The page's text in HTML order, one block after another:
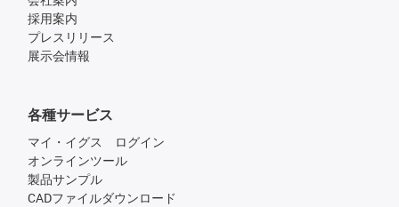
採用案内
プレスリリース
展示会情報
各種サービス
マイ・イグス ログイン
オンラインツール
製品サンプル
CADファイルダウンロード